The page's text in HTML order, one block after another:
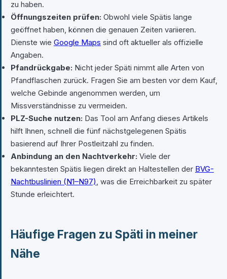
zu haben.
Öffnungszeiten prüfen: Obwohl viele Spätis lange
geöffnet haben, können die genauen Zeiten variieren.
Dienste wie Google Maps sind oft aktueller als offizielle
Angaben.
Pfandrückgabe: Nicht jeder Späti nimmt alle Arten von
Pfandflaschen zurück. Fragen Sie am besten vor dem Kauf,
welche Gebinde angenommen werden, um
Missverständnisse zu vermeiden.
PLZ-Suche nutzen: Das Tool am Anfang dieses Artikels
hilft Ihnen, schnell die fünf nächstgelegenen Spätis
basierend auf Ihrer Postleitzahl zu finden.
Anbindung an den Nachtverkehr: Viele der
bekanntesten Spätis liegen direkt an Haltestellen der BVG-
Nachtbuslinien (N1–N97), was die Erreichbarkeit zu später
Stunde erleichtert.
Häufige Fragen zu Späti in meiner
Nähe